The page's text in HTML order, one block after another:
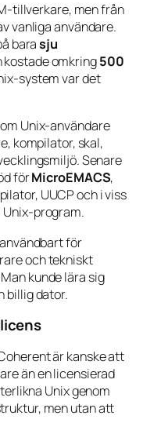
tillverkare, men från
vanliga användare.
barasju
omkring500
system var det
Unix-användare
kompilator, skal,
Senare
förMicroEMACS,
UUCP och i viss
program.
för
och tekniskt
kunde lära sig
billig dator.
är kanske att
än en licensierad
Unix genom
men utan att